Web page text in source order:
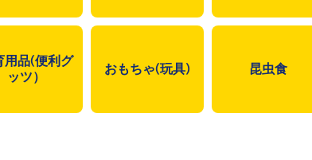
用品(便利グ
ッツ）
おもちゃ(玩具) 昆虫食